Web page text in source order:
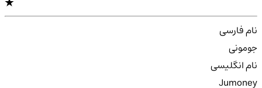
نام فارسی
جومونی
نام انگلیسی
Jumoney